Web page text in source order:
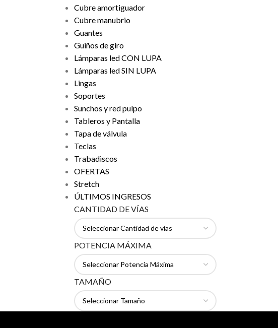
Cubre amortiguador
Cubre manubrio
Guantes
Guiños de giro
Lámparas led CON LUPA
Lámparas led SIN LUPA
Lingas
Soportes
Sunchos y red pulpo
Tableros y Pantalla
Tapa de válvula
Teclas
Trabadiscos
OFERTAS
Stretch
ÚLTIMOS INGRESOS
CANTIDAD DE VÍAS
POTENCIA MÁXIMA
TAMAÑO